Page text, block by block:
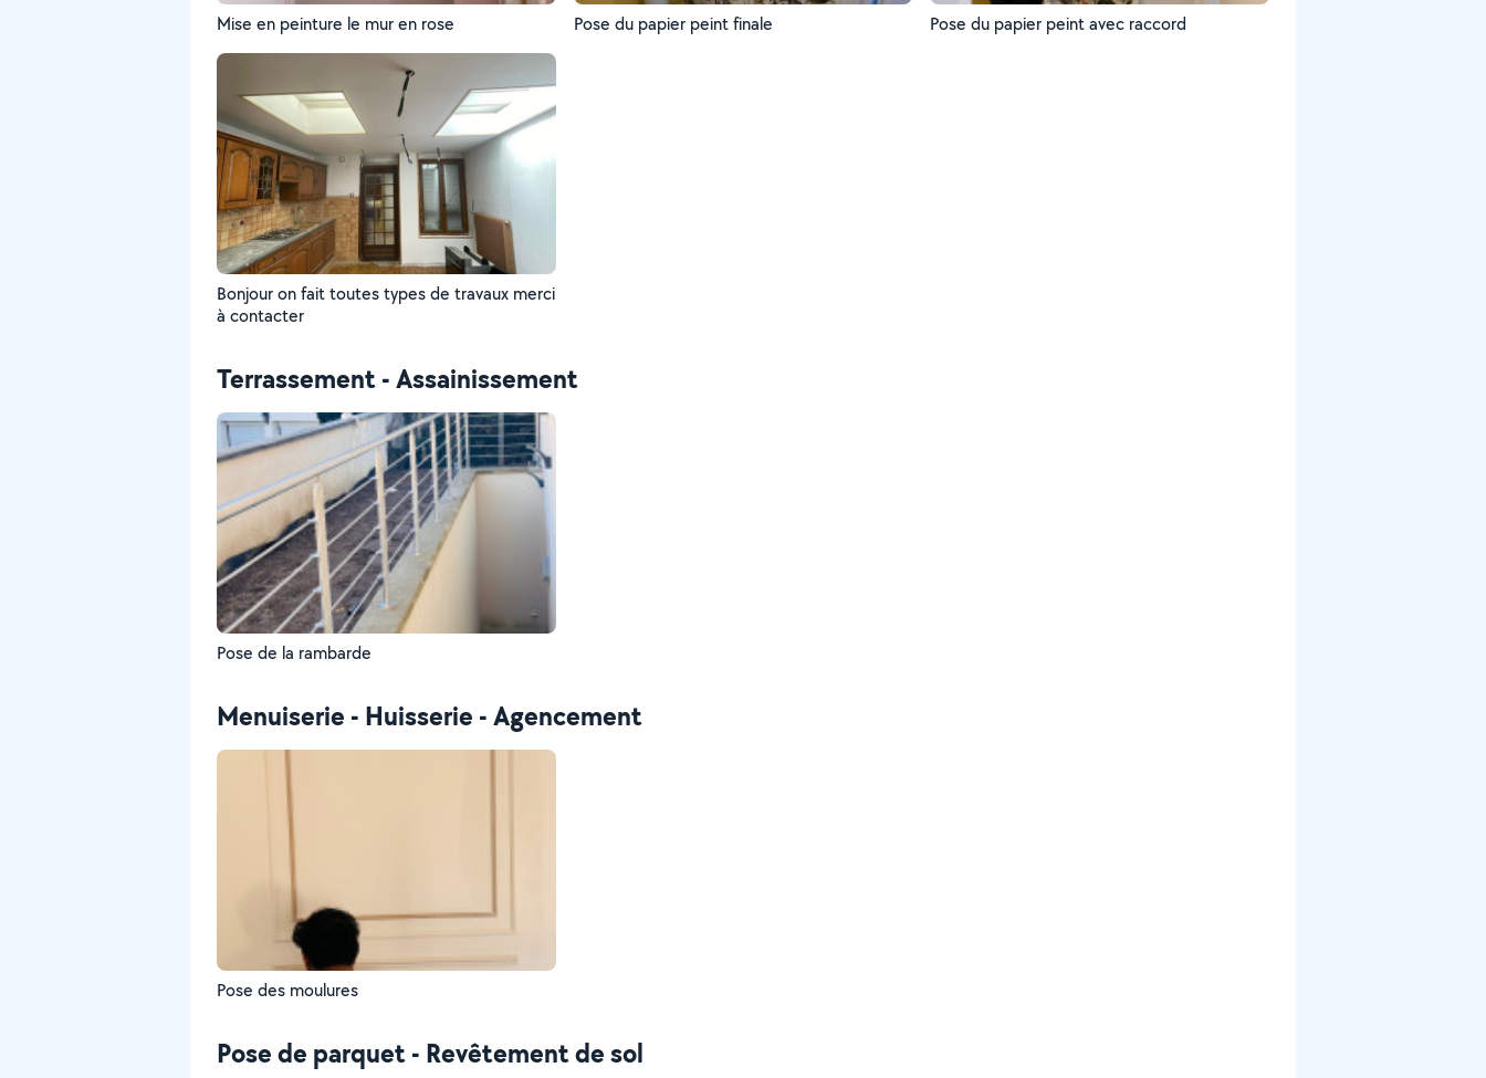
Mise en peinture le mur en rose Pose du papier peint finale Pose du papier peint avec raccord
Bonjour on fait toutes types de travaux merci
à contacter
Terrassement - Assainissement
Pose de la rambarde
Menuiserie - Huisserie - Agencement
Pose des moulures
Pose de parquet - Revêtement de sol